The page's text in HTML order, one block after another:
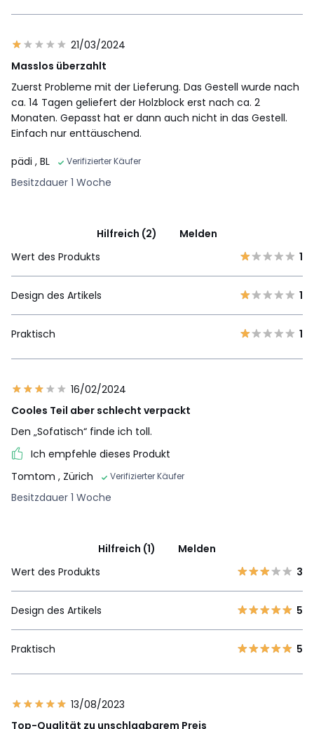
21/03/2024
Masslos überzahlt
Zuerst Probleme mit der Lieferung. Das Gestell wurde nach
ca. 14 Tagen geliefert der Holzblock erst nach ca. 2
Monaten. Gepasst hat er dann auch nicht in das Gestell.
Einfach nur enttäuschend.
pädi , BL Verifizierter Käufer
Besitzdauer 1 Woche
Hilfreich (2)
Melden
Wert des Produkts
1
Design des Artikels 1
Praktisch 1
16/02/2024
Cooles Teil aber schlecht verpackt
Den „Sofatisch“ finde ich toll.
Ich empfehle dieses Produkt
Tomtom , Zürich Verifizierter Käufer
Besitzdauer 1 Woche
Hilfreich (1)
Melden
Wert des Produkts
3
Design des Artikels 5
Praktisch 5
13/08/2023
Top-Qualität zu unschlagbarem Preis